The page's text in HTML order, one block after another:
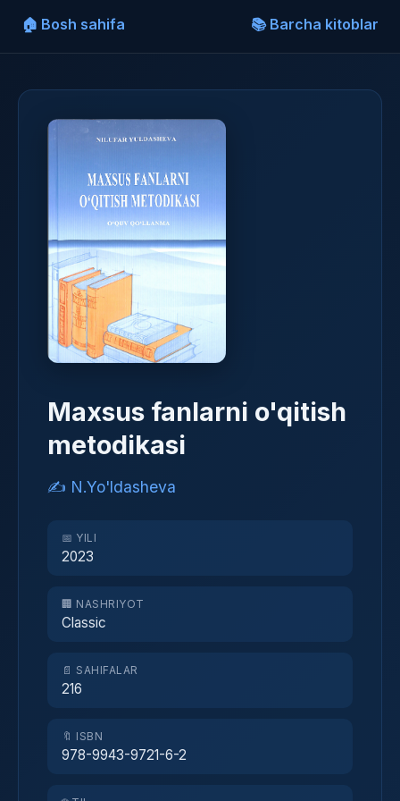
🏠 Bosh sahifa 📚 Barcha kitoblar
Maxsus fanlarni o'qitish
metodikasi
✍️ N.Yo'ldasheva
📅 YILI
2023
🏢 NASHRIYOT
Classic
📄 SAHIFALAR
216
🔖 ISBN
978-9943-9721-6-2